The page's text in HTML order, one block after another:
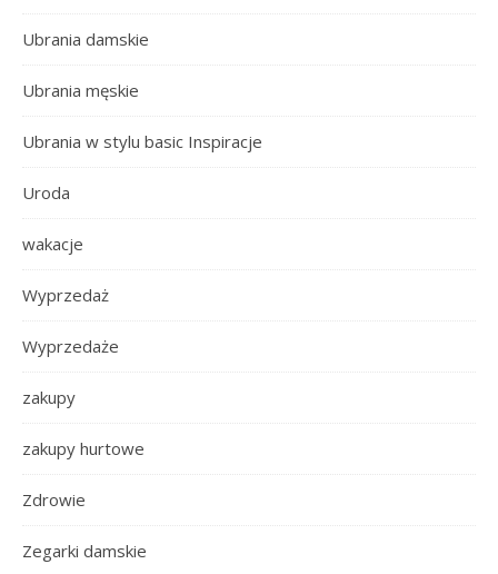
Ubrania damskie
Ubrania męskie
Ubrania w stylu basic Inspiracje
Uroda
wakacje
Wyprzedaż
Wyprzedaże
zakupy
zakupy hurtowe
Zdrowie
Zegarki damskie